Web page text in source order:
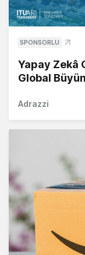
SPONSORLU
Yapay Zekâ
Global
Adrazzi